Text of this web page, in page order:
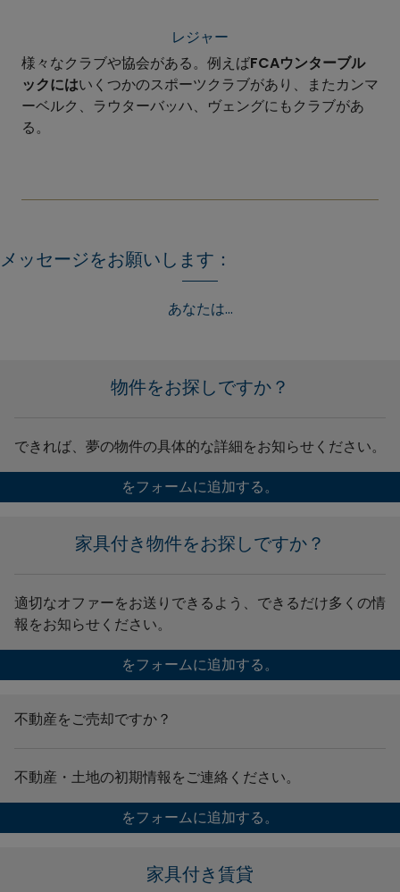
レジャー
様々なクラブや協会がある。例えばFCAウンターブル
ックにはいくつかのスポーツクラブがあり、またカンマ
ーベルク、ラウターバッハ、ヴェングにもクラブがあ
る。
メッセージをお願いします：
あなたは...
物件をお探しですか？
できれば、夢の物件の具体的な詳細をお知らせください。
をフォームに追加する。
家具付き物件をお探しですか？
適切なオファーをお送りできるよう、できるだけ多くの情
報をお知らせください。
をフォームに追加する。
不動産をご売却ですか？
不動産・土地の初期情報をご連絡ください。
をフォームに追加する。
家具付き賃貸